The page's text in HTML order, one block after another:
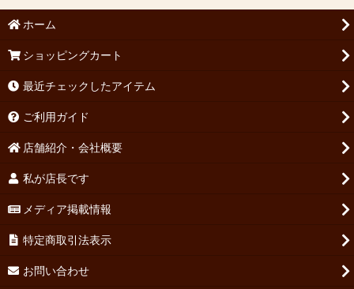
ホーム
ショッピングカート
最近チェックしたアイテム
ご利用ガイド
店舗紹介・会社概要
私が店長です
メディア掲載情報
特定商取引法表示
お問い合わせ